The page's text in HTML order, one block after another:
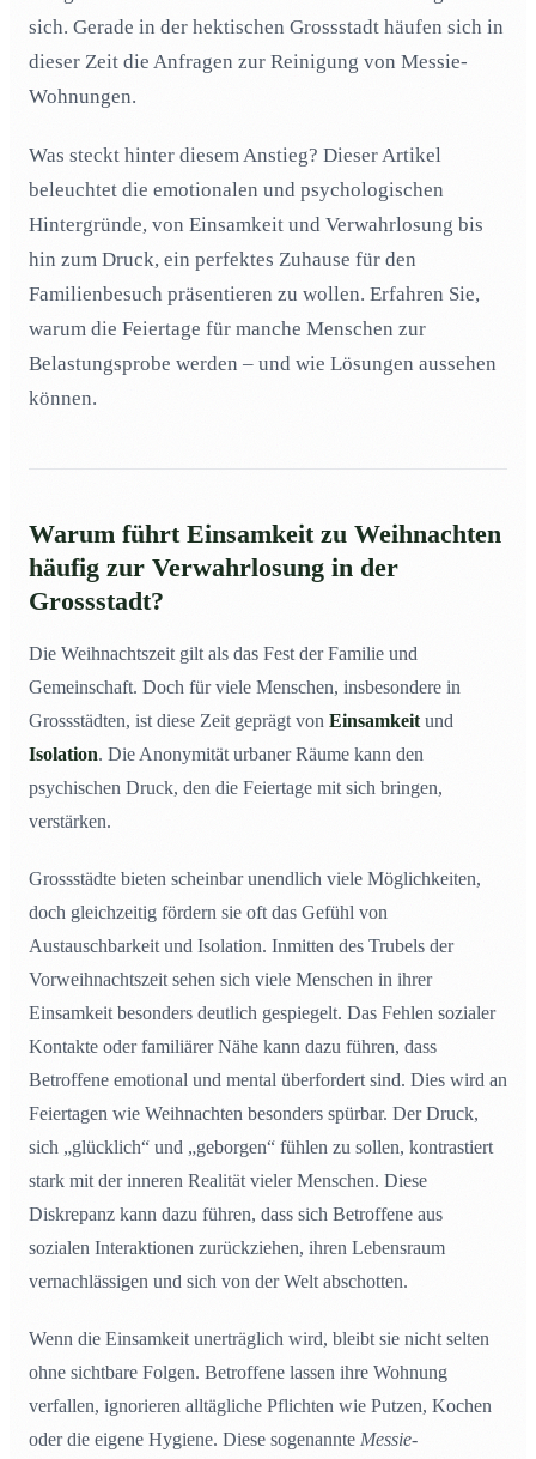
auf Menschen mit Messie-Syndrom aus?
04Welche Rolle spielt die Anonymität in der Grossstadt
05Wie beeinflussen Depressionen und Einsamkeit den
Zustand einer Wohnung zu Weihnachten?
06Wie kann das Aufräumen und Reinigen helfen, den
Weihnachtsstress zu reduzieren?
07Warum ist Weihnachten für viele Menschen in der
Grossstadt eine emotionale Belastung?
Welche psychologischen Folgen hat Verwahrlosung,
und warum verstärkt Weihnachten diese?
sich. Gerade in der hektischen Grossstadt häufen sich in
dieser Zeit die Anfragen zur Reinigung von Messie-
Wohnungen.
Was steckt hinter diesem Anstieg? Dieser Artikel
beleuchtet die emotionalen und psychologischen
Hintergründe, von Einsamkeit und Verwahrlosung bis
hin zum Druck, ein perfektes Zuhause für den
Familienbesuch präsentieren zu wollen. Erfahren Sie,
warum die Feiertage für manche Menschen zur
Belastungsprobe werden – und wie Lösungen aussehen
können.
Warum führt Einsamkeit zu Weihnachten
häufig zur Verwahrlosung in der
Grossstadt?
Die Weihnachtszeit gilt als das Fest der Familie und
Gemeinschaft. Doch für viele Menschen, insbesondere in
Grossstädten, ist diese Zeit geprägt von Einsamkeit und
Isolation. Die Anonymität urbaner Räume kann den
psychischen Druck, den die Feiertage mit sich bringen,
verstärken.
Grossstädte bieten scheinbar unendlich viele Möglichkeiten,
doch gleichzeitig fördern sie oft das Gefühl von
Austauschbarkeit und Isolation. Inmitten des Trubels der
Vorweihnachtszeit sehen sich viele Menschen in ihrer
Einsamkeit besonders deutlich gespiegelt. Das Fehlen sozialer
Kontakte oder familiärer Nähe kann dazu führen, dass
Betroffene emotional und mental überfordert sind. Dies wird an
Feiertagen wie Weihnachten besonders spürbar. Der Druck,
sich „glücklich“ und „geborgen“ fühlen zu sollen, kontrastiert
stark mit der inneren Realität vieler Menschen. Diese
Diskrepanz kann dazu führen, dass sich Betroffene aus
sozialen Interaktionen zurückziehen, ihren Lebensraum
vernachlässigen und sich von der Welt abschotten.
Wenn die Einsamkeit unerträglich wird, bleibt sie nicht selten
ohne sichtbare Folgen. Betroffene lassen ihre Wohnung
verfallen, ignorieren alltägliche Pflichten wie Putzen, Kochen
oder die eigene Hygiene. Diese sogenannte Messie-